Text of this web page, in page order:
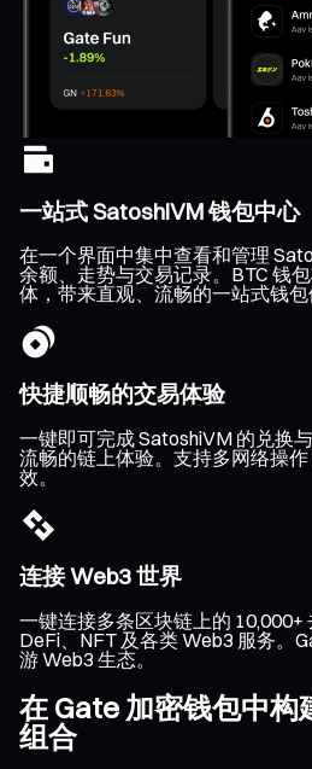
一站式 SatoshiVM 钱包中心
在一个界面中集中查看和管理
余额、走势与交易记录。BTC 钱
体，带来直观、流畅的一站式钱包
快捷顺畅的交易体验
一键即可完成 SatoshiVM 的兑换
流畅的链上体验。支持多网络操
效。
连接 Web3 世界
一键连接多条区块链上的
DeFi、NFT 及各类 Web3 服务。
游 Web3 生态。
在 Gate 加密钱包中构
组合